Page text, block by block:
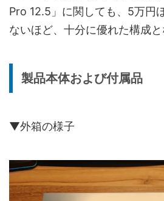
Pro 12.5」に関しても、5万円
ないほど、十分に優れた構成と
製品本体および付属品
▼外箱の様子